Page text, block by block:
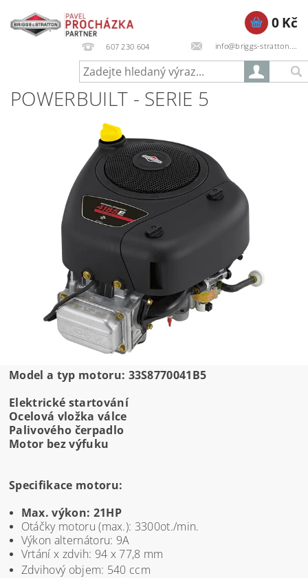
607 230 604 info@briggs-stratton.cz
0 Kč
POWERBUILT - SERIE 5
Model a typ motoru: 33S8770041B5
Elektrické startování
Ocelová vložka válce
Palivového čerpadlo
Motor bez výfuku
Specifikace motoru:
Max. výkon: 21HP
Otáčky motoru (max.): 3300ot./min.
Výkon alternátoru: 9A
Vrtání x zdvih: 94 x 77,8 mm
Zdvihový objem: 540 ccm